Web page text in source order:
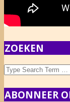
2013-
11-
ZOEKEN
Search
ABONNEER